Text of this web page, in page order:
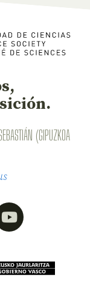
(GIPUZKOA